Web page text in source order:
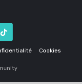
Cookies
Tok